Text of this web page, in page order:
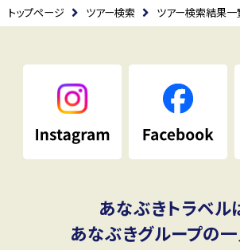
トップページ ツアー検索 ツアー検索結果一
あなぶきトラベル
あなぶきグループの